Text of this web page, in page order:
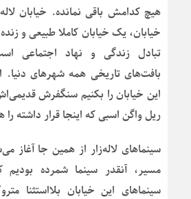
هیچ کدامش باقی نمانده. خیابان
خیابان، یک خیابان کاملا طبیعی و
تبادل زندگی و نهاد اجتماعی
بافت‌های تاریخی همه شهرهای دنیا.
این خیابان را بکنیم سنگفرش
ریل واگن اسبی که اینجا قرار داشته را
سینماهای لاله‌زار از همین جا آغاز
مسیر، آنقدر سینما شمرده بودیم
سینماهای این خیابان بلااستثنا